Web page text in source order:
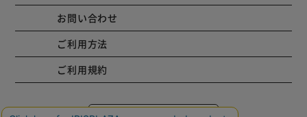
お問い合わせ
ご利用方法
ご利用規約